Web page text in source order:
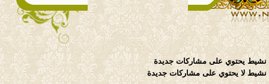
يحتوي على مشاركات جديدة
لا يحتوي على مشاركات جديدة